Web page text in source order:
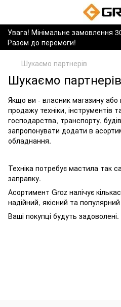
Увага! Мінімальне замовлення
Разом до перемоги!
Шукаємо партнерів
Шукаємо партнерів
Якщо ви - власник магазину або
продажу техніки, інструментів
господарства, транспорту,
запропонувати додати в
обладнання.
Техніка потребує мастила так
заправку.
Асортимент Groz налічує
надійний, якісний та популярний
Ваші покупці будуть задоволені.